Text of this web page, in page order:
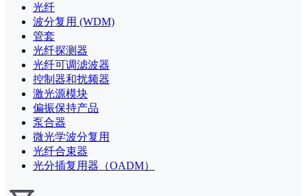
光纤
波分复用 (WDM)
管套
光纤探测器
光纤可调滤波器
控制器和扰频器
激光源模块
偏振保持产品
泵合器
微光学波分复用
光纤合束器
光分插复用器（OADM）